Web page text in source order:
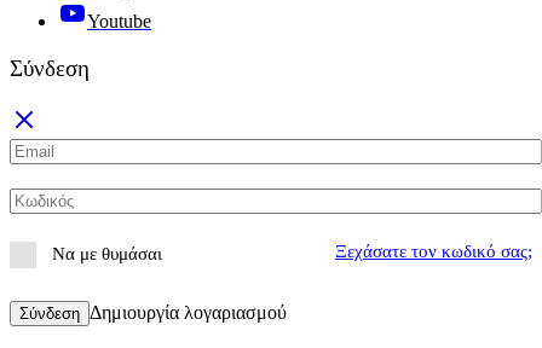
Youtube
Σύνδεση
Να με θυμάσαι Ξεχάσατε τον κωδικό σας;
Σύνδεση Δημιουργία λογαριασμού